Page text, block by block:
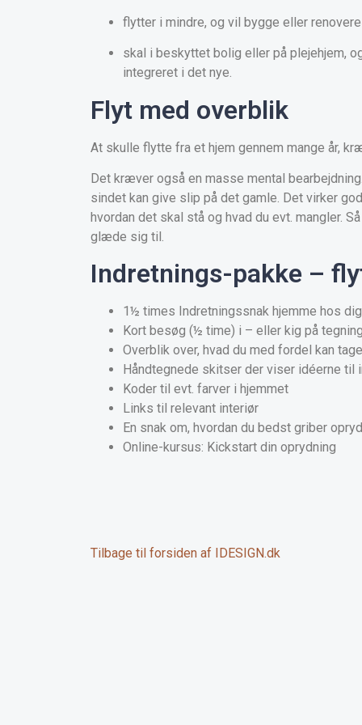
flytter i mindre, og vil bygge eller
skal i beskyttet bolig eller på plejehjem,
integreret i det nye.
Flyt med overblik
At skulle flytte fra et hjem gennem mange år,
Det kræver også en masse mental
sindet kan give slip på det gamle. Det virker
hvordan det skal stå og hvad du evt. mangler.
glæde sig til.
Indretnings-pakke –
1½ times Indretningssnak hjemme hos dig
Kort besøg (½ time) i – eller kig på
Overblik over, hvad du med fordel kan
Håndtegnede skitser der viser idéerne til
Koder til evt. farver i hjemmet
Links til relevant interiør
En snak om, hvordan du bedst griber
Online-kursus: Kickstart din oprydning
Tilbage til forsiden af IDESIGN.dk